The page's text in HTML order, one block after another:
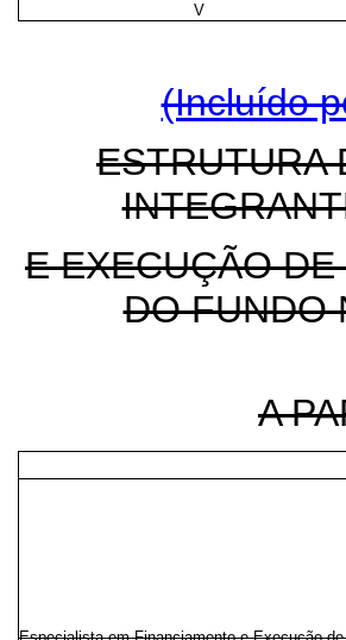
V
(Incluído
ESTRUTURA
E EXECUÇÃO
DO FUNDO
A